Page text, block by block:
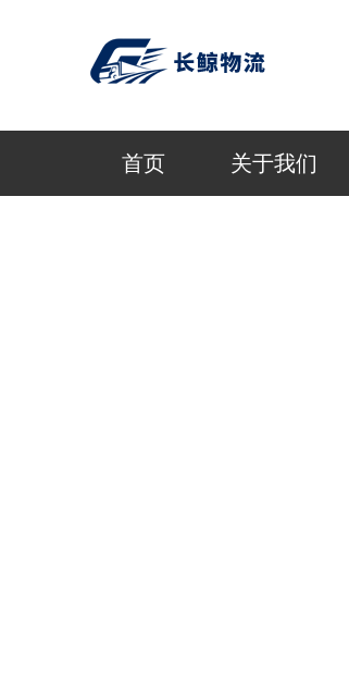
首页 关于我们